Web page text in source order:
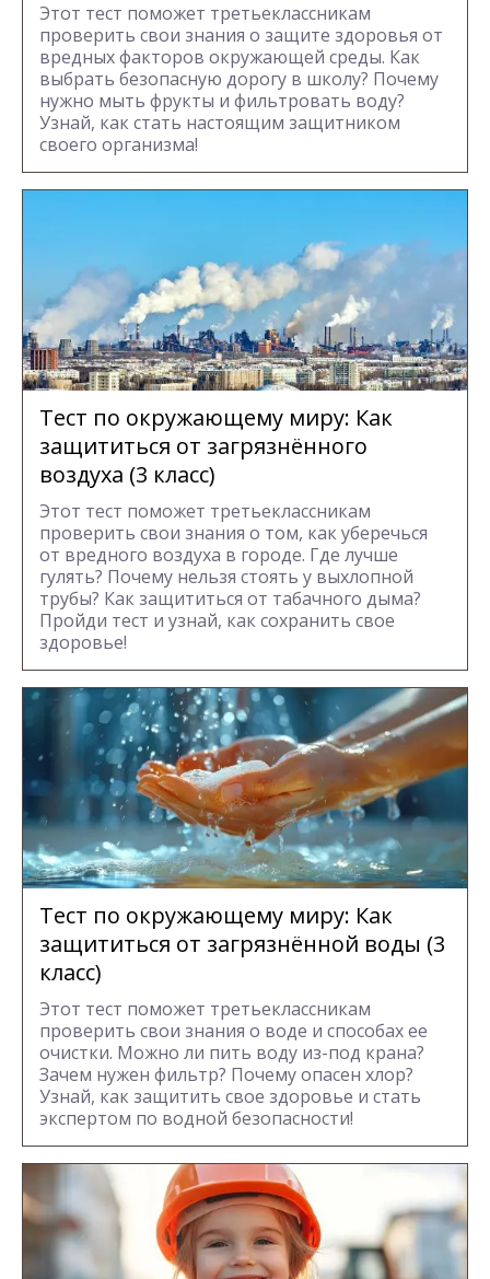
Этот тест поможет третьеклассникам
проверить свои знания о защите здоровья от
вредных факторов окружающей среды. Как
выбрать безопасную дорогу в школу? Почему
нужно мыть фрукты и фильтровать воду?
Узнай, как стать настоящим защитником
своего организма!
Тест по окружающему миру: Как
защититься от загрязнённого
воздуха (3 класс)
Этот тест поможет третьеклассникам
проверить свои знания о том, как уберечься
от вредного воздуха в городе. Где лучше
гулять? Почему нельзя стоять у выхлопной
трубы? Как защититься от табачного дыма?
Пройди тест и узнай, как сохранить свое
здоровье!
Тест по окружающему миру: Как
защититься от загрязнённой воды (3
класс)
Этот тест поможет третьеклассникам
проверить свои знания о воде и способах ее
очистки. Можно ли пить воду из-под крана?
Зачем нужен фильтр? Почему опасен хлор?
Узнай, как защитить свое здоровье и стать
экспертом по водной безопасности!